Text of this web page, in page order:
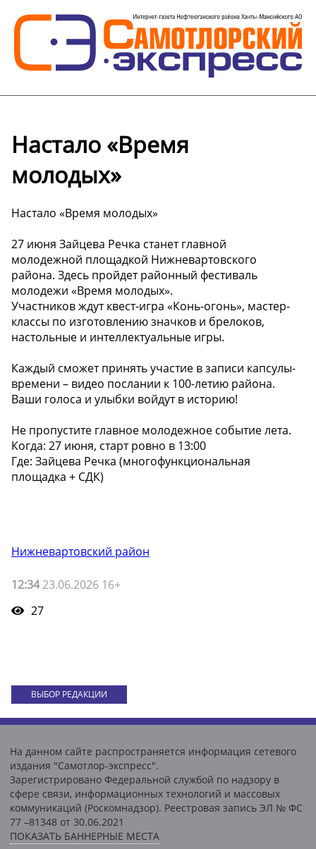
Настало «Время
молодых»
Настало «Время молодых»
27 июня Зайцева Речка станет главной
молодежной площадкой Нижневартовского
района. Здесь пройдет районный фестиваль
молодежи «Время молодых».
Участников ждут квест-игра «Конь-огонь», мастер-
классы по изготовлению значков и брелоков,
настольные и интеллектуальные игры.
Каждый сможет принять участие в записи капсулы-
времени – видео послании к 100-летию района.
Ваши голоса и улыбки войдут в историю!
Не пропустите главное молодежное событие лета.
Когда: 27 июня, старт ровно в 13:00
Где: Зайцева Речка (многофункциональная
площадка + СДК)
Нижневартовский район
12:3423.06.2026 16+
27
ВЫБОР РЕДАКЦИИ
На данном сайте распространяется информация сетевого
издания "Самотлор-экспресс".
Зарегистрировано Федеральной службой по надзору в
сфере связи, информационных технологий и массовых
коммуникаций (Роскомнадзор). Реестровая запись ЭЛ № ФС
77 –81348 от 30.06.2021
ПОКАЗАТЬ БАННЕРНЫЕ МЕСТА